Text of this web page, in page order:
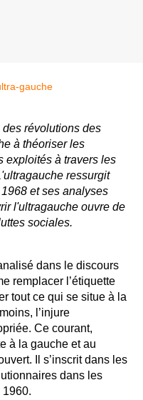
révolutions des
à théoriser les
exploités à travers les
ressurgit
et ses analyses
l'ultragauche ouvre de
sociales.
dans le discours
remplacer l’étiquette
tout ce qui se situe à la
l’injure
Ce courant,
à la gauche et au
Il s’inscrit dans les
dans les